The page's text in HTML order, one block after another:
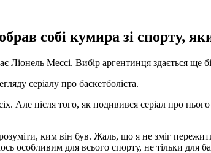
собі кумира зі спорту,
Мессі. Вибір аргентинця здається ще
серіалу про баскетболіста.
Але після того, як подивився серіал про
ким він був. Жаль, що я не зміг
особливим для всього спорту, не тільки для